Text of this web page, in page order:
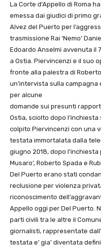
La Corte d’Appello di Roma
emessa dai giudici di primo
Alvez del Puerto per
trasmissione Rai ‘Nemo’
Edoardo Anselmi avvenuta il
a Ostia. Piervincenzi e il suo
fronte alla palestra di
un’intervista sulla
per alcune
domande sui presunti
Ostia, sciolto dopo
colpito Piervincenzi con una
testata immortalata dalla
giugno 2018, dopo
Musaro’, Roberto Spada e
Del Puerto erano stati
reclusione per violenza
riconoscimento
Appello oggi per Del Puerto.
parti civili tra le altre il
giornalisti, rappresentate
testata e’ gia’ diventata